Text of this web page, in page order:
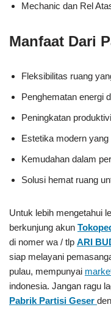
Mechanic dan Rel
Manfaat Dari
Fleksibilitas ruang
Penghematan energi
Peningkatan
Estetika modern
Kemudahan dalam
Solusi hemat ruang
Untuk lebih mengetahui
berkunjung akun
di nomer wa / tlp ARI
siap melayani
pulau, mempunyai
indonesia. Jangan ragu
Pabrik Partisi Geser